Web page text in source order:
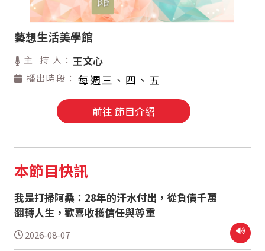
藝想生活美學館
主 持 人： 王文心
播出時段： 每週三、四、五
前往 節目介紹
本節目快訊
我是打掃阿桑：28年的汗水付出，從負債千萬
翻轉人生，歡喜收穫信任與尊重
2026-08-07